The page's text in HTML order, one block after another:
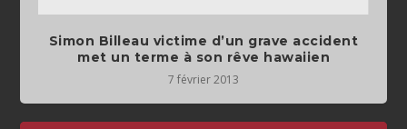
Simon Billeau victime d’un grave accident
met un terme à son rêve hawaiien
7 février 2013